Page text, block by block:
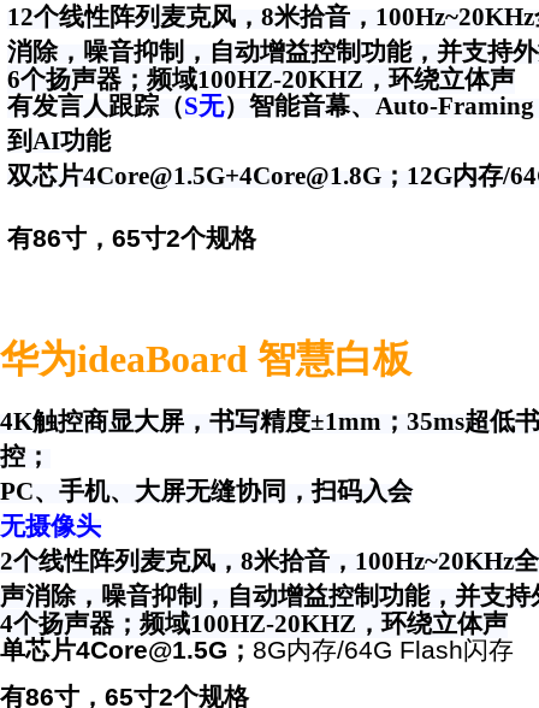
12个线性阵列麦克风，​ 8米拾音， 100Hz~20KHz
消除，噪音抑制，自动增益控制功能，并支持
6个扬声器；频域100HZ-20KHZ，环绕立体声
有发言人跟踪（S无）智能音幕、Auto-
到AI功能
双芯片4Core@1.5G+4Core@1.8G；12G内存/
有86寸，65寸2个规格
华为ideaBoard 智慧白板
4K触控商显大屏，书写精度±1mm； 35ms超低
控；
PC、手机、大屏无缝协同，扫码入会
无摄像头
2个线性阵列麦克风， 8米拾音， 100Hz~20KHz
声消除，噪音抑制，自动增益控制功能，并支持
4个扬声器；频域100HZ-20KHZ，环绕立体声
单芯片4Core@1.5G； 8G内存/64G Flash闪存
有86寸，65寸2个规格